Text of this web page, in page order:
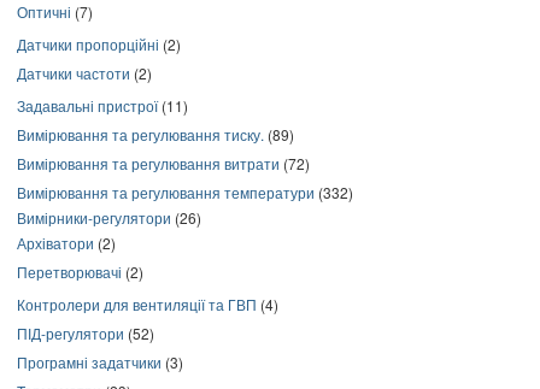
Оптичні (7)
Датчики пропорційні (2)
Датчики частоти (2)
Задавальні пристрої(11)
Вимірювання та регулювання тиску. (89)
Вимірювання та регулювання витрати (72)
Вимірювання та регулювання температури (332)
Вимірники-регулятори (26)
Архіватори (2)
Перетворювачі (2)
Контролери для вентиляції та ГВП (4)
ПІД-регулятори (52)
Програмні задатчики (3)